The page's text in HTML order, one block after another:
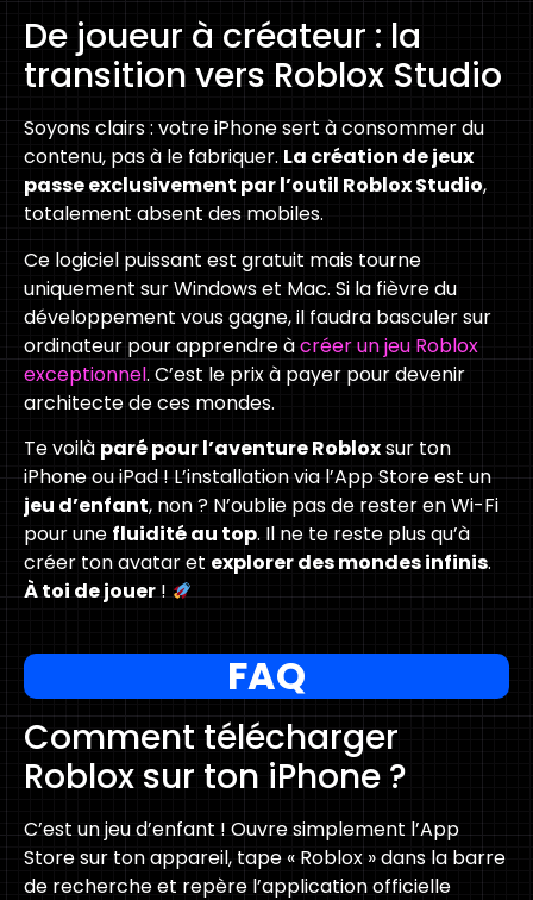
De joueur à créateur : la
transition vers Roblox Studio
Soyons clairs : votre iPhone sert à consommer du
contenu, pas à le fabriquer. La création de jeux
passe exclusivement par l’outil Roblox Studio,
totalement absent des mobiles.
Ce logiciel puissant est gratuit mais tourne
uniquement sur Windows et Mac. Si la fièvre du
développement vous gagne, il faudra basculer sur
ordinateur pour apprendre àcréer un jeu Roblox
exceptionnel. C’est le prix à payer pour devenir
architecte de ces mondes.
Te voilà paré pour l’aventure Robloxsur ton
iPhone ou iPad ! L’installation via l’App Store est un
jeu d’enfant, non ? N’oublie pas de rester en Wi-Fi
pour une fluidité au top. Il ne te reste plus qu’à
créer ton avatar et explorer des mondes infinis.
À toi de jouer!
FAQ
Comment télécharger
Roblox sur ton iPhone ?
C’est un jeu d’enfant ! Ouvre simplement l’App
Store sur ton appareil, tape « Roblox » dans la barre
de recherche et repère l’application officielle